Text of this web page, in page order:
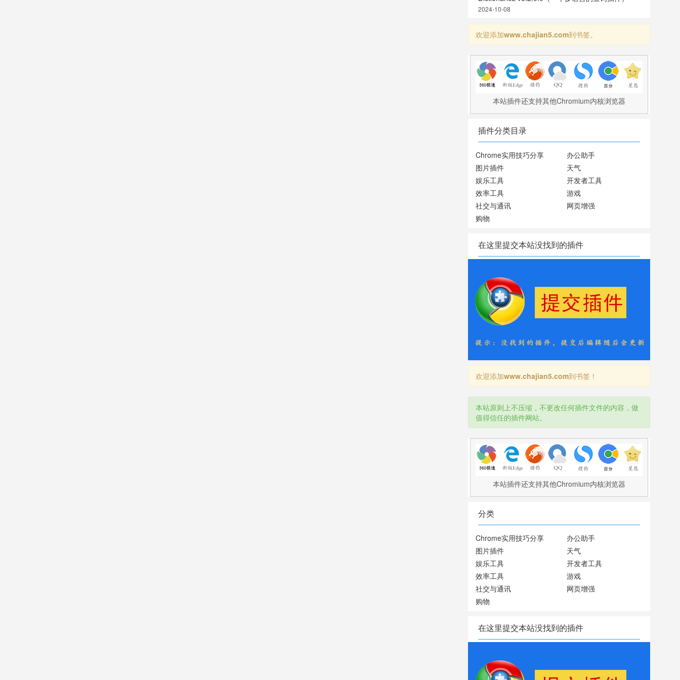
2024-10-08
欢迎添加www.chajian5.com到书签。
本站插件还支持其他Chromium内核浏览器
插件分类目录
Chrome实用技巧分享
办公助手
图片插件
天气
娱乐工具
开发者工具
效率工具
游戏
社交与通讯
网页增强
购物
在这里提交本站没找到的插件
欢迎添加www.chajian5.com到书签！
本站原则上不压缩，不更改任何插件文件的内容，做
值得信任的插件网站。
本站插件还支持其他Chromium内核浏览器
分类
Chrome实用技巧分享
办公助手
图片插件
天气
娱乐工具
开发者工具
效率工具
游戏
社交与通讯
网页增强
购物
在这里提交本站没找到的插件